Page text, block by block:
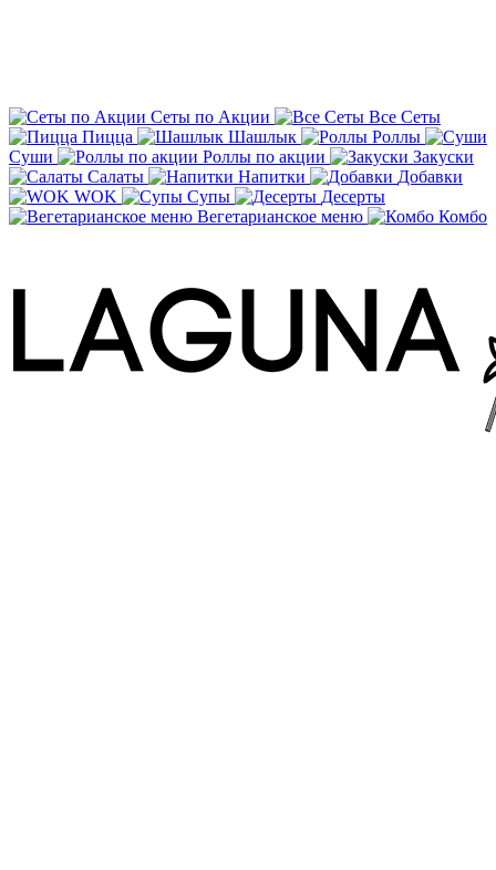
Сеты по Акции
Все Сеты
Пицца
Шашлык
Роллы
Суши
Роллы по акции
Закуски
Салаты
Напитки
Добавки
WOK
Супы
Десерты
Вегетарианское меню
Комбо